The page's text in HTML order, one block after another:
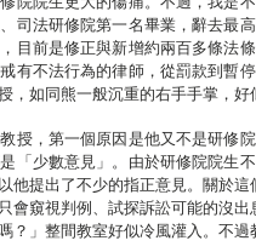
司法研修院第一名畢業，辭去最
目前是修正與新增約兩百多條法
有不法行為的律師，從罰款到暫
，如同熊一般沉重的右手手掌，
授，第一個原因是他又不是研修
「少數意見」。由於研修院院生
他提出了不少的指正意見。關於
會窺視判例、試探訴訟可能的沒
？」整間教室好似冷風灌入。不